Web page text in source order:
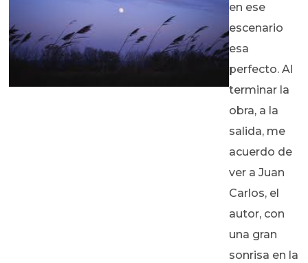
en ese
escenario
esa
perfecto. Al
terminar la
obra, a la
salida, me
acuerdo de
ver a Juan
Carlos, el
autor, con
una gran
sonrisa en la